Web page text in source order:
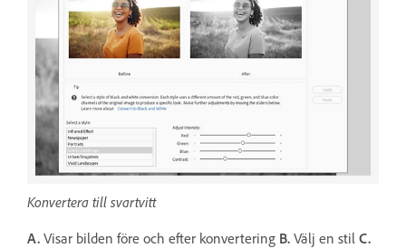
Konvertera till svartvitt
A. Visar bilden före och efter konvertering B. Välj en stil C.